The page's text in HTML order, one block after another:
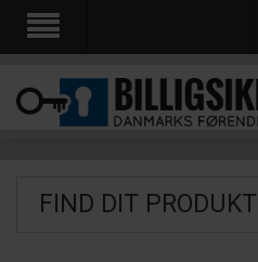
FIND DIT PRODUKT